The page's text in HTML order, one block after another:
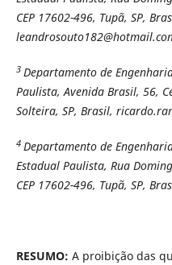
CEP 17602-496, Tupã, SP,
3 Departamento de
Paulista, Avenida Brasil, 56,
Solteira, SP, Brasil,
4 Departamento de
Estadual Paulista, Rua
CEP 17602-496, Tupã, SP,
RESUMO: A proibição das